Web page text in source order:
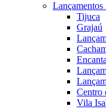
Tijuca
Grajaú
Centro
Vila